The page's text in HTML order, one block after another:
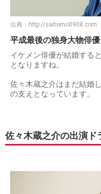
出典： http://saitomo0908.com
平成最後の独身大物俳優
イケメン俳優が結婚する
となりますね。
佐々木蔵之介はまだ結婚
の支えとなっています。
佐々木蔵之介の出演ド